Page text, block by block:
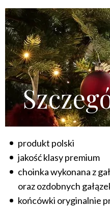
produkt polski
jakość klasy premium
choinka wykonana z
oraz ozdobnych
końcówki oryginalnie